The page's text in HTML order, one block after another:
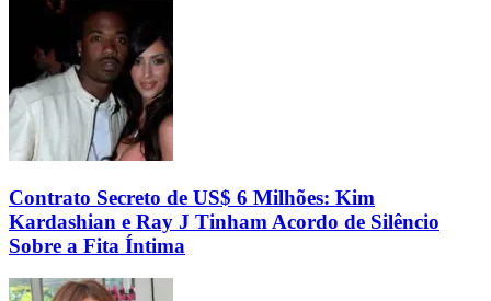
Contrato Secreto de US$ 6 Milhões: Kim
Kardashian e Ray J Tinham Acordo de Silêncio
Sobre a Fita Íntima